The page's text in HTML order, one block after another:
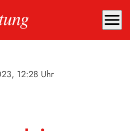
menu
, 12:28 Uhr